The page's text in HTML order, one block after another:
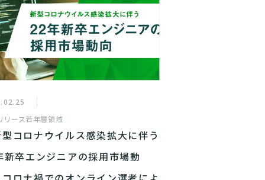
リース若年層領域
コロナウイルス感染拡大に伴う
新卒エンジニアの採用市場動